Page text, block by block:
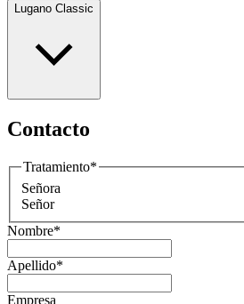
Lugano Classic
Contacto
Tratamiento*
Señora
Señor
Nombre*
Apellido*
Empresa